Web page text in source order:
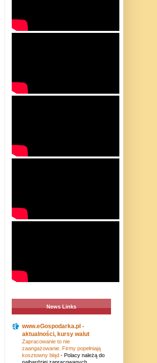
News Links
www.eGospodarka.pl -
aktualności, kursy walut
Zapracowanie to nie
zaangażowanie. Firmy popełniają
kosztowny błąd - Polacy należą do